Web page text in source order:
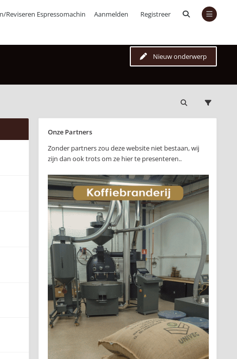
Aanmelden Registreer
Reviseren Espressomachines
Nieuw onderwerp
Onze Partners
Zonder partners zou deze website niet bestaan, wij
zijn dan ook trots om ze hier te presenteren..